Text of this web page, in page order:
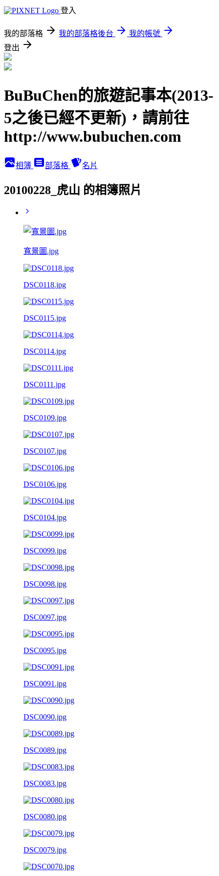
登入
我的部落格 我的部落格後台
我的帳號
登出
BuBuChen的旅遊記事本(2013-
5之後已經不更新)，請前往
http://www.bubuchen.com
相簿 部落格 名片
20100228_虎山 的相簿照片
寬景圖.jpg
DSC0118.jpg
DSC0115.jpg
DSC0114.jpg
DSC0111.jpg
DSC0109.jpg
DSC0107.jpg
DSC0106.jpg
DSC0104.jpg
DSC0099.jpg
DSC0098.jpg
DSC0097.jpg
DSC0095.jpg
DSC0091.jpg
DSC0090.jpg
DSC0089.jpg
DSC0083.jpg
DSC0080.jpg
DSC0079.jpg